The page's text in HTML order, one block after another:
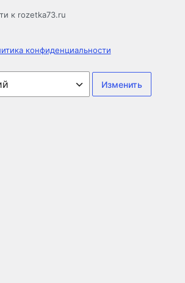
к rozetka73.ru
конфиденциальности